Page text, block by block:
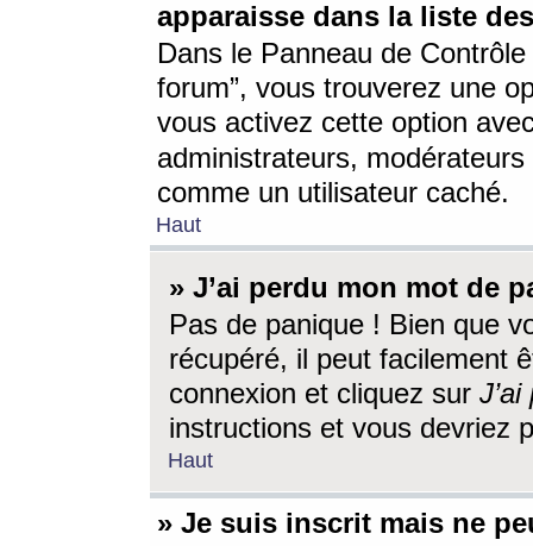
apparaisse dans la liste
Dans le Panneau de
forum”, vous trouverez une
vous activez cette option
administrateurs,
comme un utilisateur caché.
Haut
» J’ai perdu mon mot de
Pas de panique ! Bien que
récupéré, il peut facilement
connexion et cliquez sur
instructions et vous devriez
Haut
» Je suis inscrit mais ne